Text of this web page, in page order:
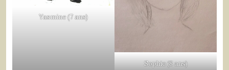
Yasmine (7 ans)
Sophie (8 ans)